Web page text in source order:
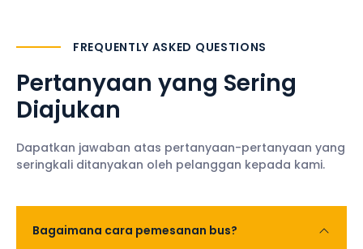
FREQUENTLY ASKED QUESTIONS
Pertanyaan yang Sering
Diajukan
Dapatkan jawaban atas pertanyaan-pertanyaan yang
seringkali ditanyakan oleh pelanggan kepada kami.
Bagaimana cara pemesanan bus?